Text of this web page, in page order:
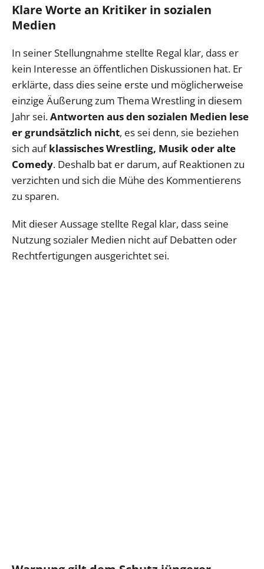
Klare Worte an Kritiker in sozialen
Medien
In seiner Stellungnahme stellte Regal klar, dass er
kein Interesse an öffentlichen Diskussionen hat. Er
erklärte, dass dies seine erste und möglicherweise
einzige Äußerung zum Thema Wrestling in diesem
Jahr sei.Antworten aus den sozialen Medien lese
er grundsätzlich nicht, es sei denn, sie beziehen
sich aufklassisches Wrestling, Musik oder alte
Comedy. Deshalb bat er darum, auf Reaktionen zu
verzichten und sich die Mühe des Kommentierens
zu sparen.
Mit dieser Aussage stellte Regal klar, dass seine
Nutzung sozialer Medien nicht auf Debatten oder
Rechtfertigungen ausgerichtet sei.